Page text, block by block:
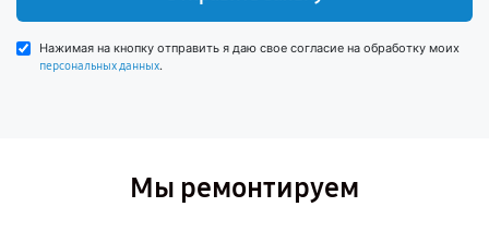
Нажимая на кнопку отправить я даю свое согласие на обработку моих
персональных данных.
Мы ремонтируем